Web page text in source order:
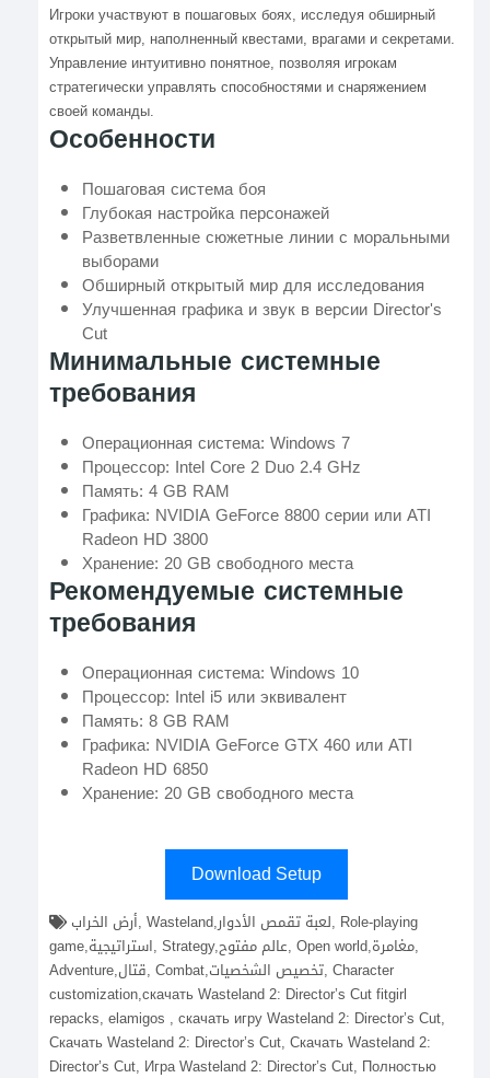
Игроки участвуют в пошаговых боях, исследуя обширный
открытый мир, наполненный квестами, врагами и секретами.
Управление интуитивно понятное, позволяя игрокам
стратегически управлять способностями и снаряжением
своей команды.
Особенности
Пошаговая система боя
Глубокая настройка персонажей
Разветвленные сюжетные линии с моральными
выборами
Обширный открытый мир для исследования
Улучшенная графика и звук в версии Director's
Cut
Минимальные системные
требования
Операционная система: Windows 7
Процессор: Intel Core 2 Duo 2.4 GHz
Память: 4 GB RAM
Графика: NVIDIA GeForce 8800 серии или ATI
Radeon HD 3800
Хранение: 20 GB свободного места
Рекомендуемые системные
требования
Операционная система: Windows 10
Процессор: Intel i5 или эквивалент
Память: 8 GB RAM
Графика: NVIDIA GeForce GTX 460 или ATI
Radeon HD 6850
Хранение: 20 GB свободного места
Download Setup
game,استراتيجية, Strategy,عالم مفتوح, Open world,مغامرة,
Adventure,قتال, Combat,تخصيص الشخصيات, Character
customization,скачать Wasteland 2: Director’s Cut fitgirl
repacks, elamigos , скачать игру Wasteland 2: Director’s Cut,
Скачать Wasteland 2: Director’s Cut, Скачать Wasteland 2:
Director’s Cut, Игра Wasteland 2: Director’s Cut, Полностью